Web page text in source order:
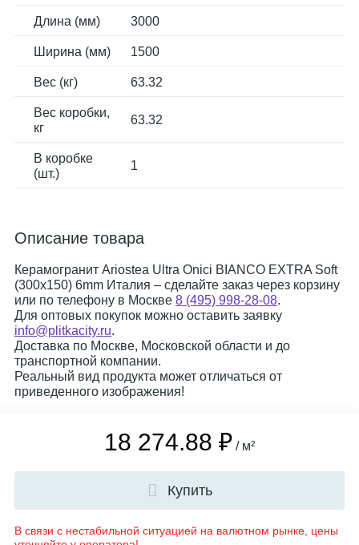
Длина (мм) 3000
Ширина (мм) 1500
Вес (кг) 63.32
Вес коробки,
кг
63.32
В коробке
(шт.)
1
Описание товара
Керамогранит Ariostea Ultra Onici BIANCO EXTRA Soft
(300x150) 6mm Италия – сделайте заказ через корзину
или по телефону в Москве 8 (495) 998-28-08.
Для оптовых покупок можно оставить заявку
info@plitkacity.ru.
Доставка по Москве, Московской области и до
транспортной компании.
Реальный вид продукта может отличаться от
приведенного изображения!
18 274.88 ₽ / м²
Купить
В связи с нестабильной ситуацией на валютном рынке, цены